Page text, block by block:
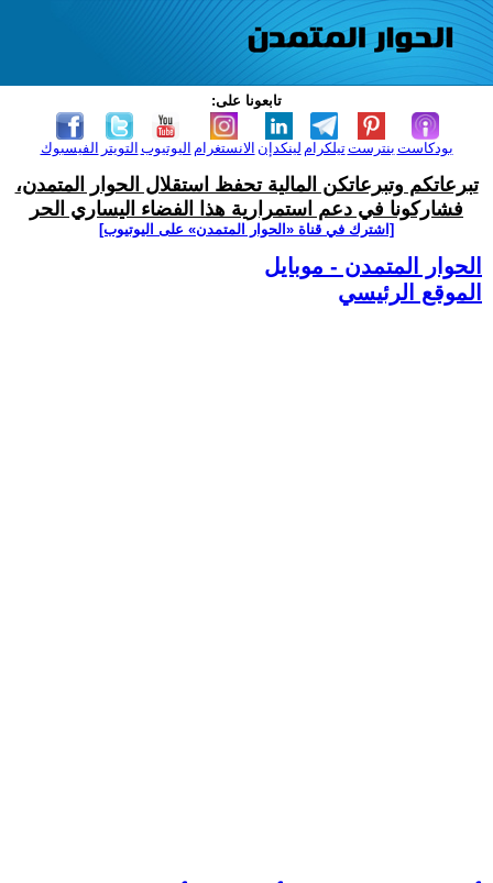
تابعونا على:
الفيسبوك التويتر اليوتيوب الانستغرام لينكدإن تيلكرامبنترست بودكاست
تبرعاتكم وتبرعاتكن المالية تحفظ استقلال الحوار المتمدن،
فشاركونا في دعم استمرارية هذا الفضاء اليساري الحر
[اشترك في قناة ‫«الحوار المتمدن» على اليوتيوب]
الحوار المتمدن - موبايل
الموقع الرئيسي